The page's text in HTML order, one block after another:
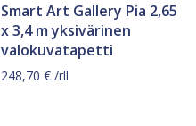
Smart Art Gallery Pia 2,65
x 3,4 m yksivärinen
valokuvatapetti
248,70 € /rll